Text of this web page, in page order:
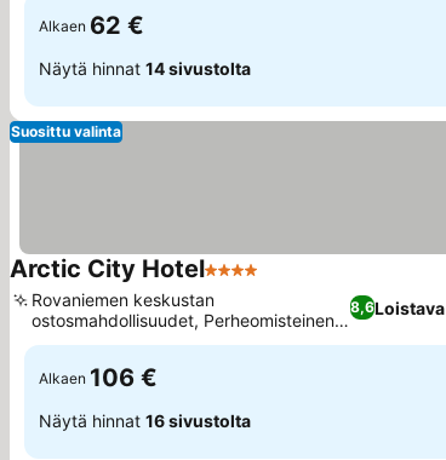
Alkaen 62 €
Näytä hinnat 14 sivustolta
Suosittu valinta
Arctic City Hotel4 Tähtiluokitus
8,6Loistava
Rovaniemen keskustan
ostosmahdollisuudet, Perheomisteinen
boutique-perintö
Alkaen 106 €
Näytä hinnat 16 sivustolta